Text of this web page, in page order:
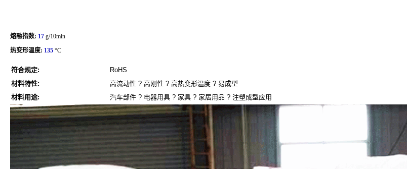
熔融指数: 17 g/10min
热变形温度: 135 °C
符合规定:
RoHS
材料特性:
高流动性 ? 高刚性 ? 高热变形温度 ? 易成型
材料用途:
汽车部件 ? 电器用具 ? 家具 ? 家居用品 ? 注塑成型应用